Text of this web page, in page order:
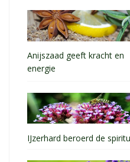
Anijszaad geeft kracht en
energie
IJzerhard beroerd de